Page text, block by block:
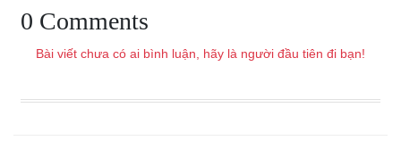
0 Comments
Bài viết chưa có ai bình luận, hãy là người đầu tiên đi bạn!